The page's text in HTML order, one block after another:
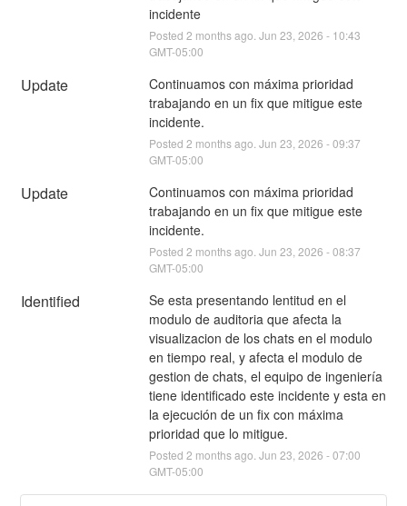
incidente
Posted 2 months ago. Jun 23 2026 - 10:43
GMT-05:00
Update
Continuamos con máxima prioridad
trabajando en un fix que mitigue este
incidente.
Posted 2 months ago. Jun 23 2026 -09:37
GMT-05:00
Update
Continuamos con máxima prioridad
trabajando en un fix que mitigue este
incidente.
Posted 2 months ago. Jun 23 2026 -08:37
GMT-05:00
Identified
Se esta presentando lentitud en el
modulo de auditoria que afecta la
visualizacion de los chats en el modulo
en tiempo real, y afecta el modulo de
gestion de chats, el equipo de ingeniería
tiene identificado este incidente y esta en
la ejecución de un fix con máxima
prioridad que lo mitigue.
Posted 2 months ago. Jun 23 2026 -07:00
GMT-05:00